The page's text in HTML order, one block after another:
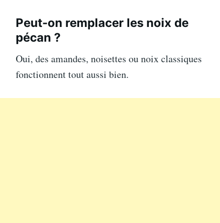
Peut-on remplacer les noix de
pécan ?
Oui, des amandes, noisettes ou noix classiques
fonctionnent tout aussi bien.